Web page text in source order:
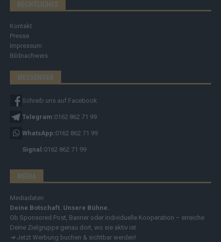
RECHTLICHES
Kontakt
Presse
Impressum
Bildnachweis
MESSENGER
Schreib uns auf Facebook
Telegram:0162 862 71 99
WhatsApp:0162 862 71 99
Signal:0162 862 71 99
MEDIA
Mediadaten
Deine Botschaft. Unsere Bühne.
Ob Sponsored Post, Banner oder individuelle Kooperation – erreiche
Deine Zielgruppe genau dort, wo sie aktiv ist.
➔ Jetzt Werbung buchen & sichtbar werden!